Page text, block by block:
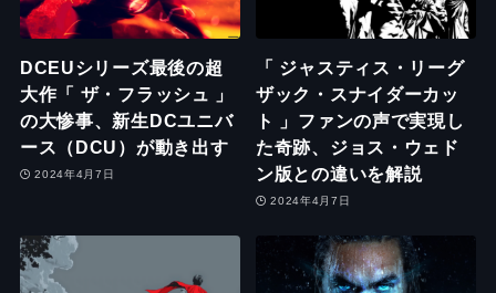
DCEUシリーズ最後の超
大作「 ザ・フラッシュ 」
の大惨事、新生DCユニバ
ース（DCU）が動き出す
2024年4月7日
「 ジャスティス・リーグ
ザック・スナイダーカッ
ト 」ファンの声で実現し
た奇跡、ジョス・ウェド
ン版との違いを解説
2024年4月7日